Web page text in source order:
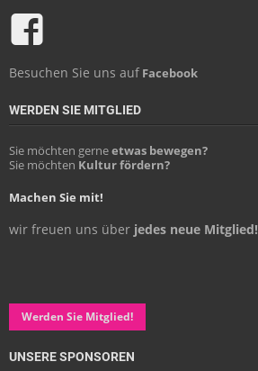
Besuchen Sie uns auf Facebook
WERDEN SIE MITGLIED
Sie möchten gerneetwas bewegen?
Sie möchten Kultur fördern?
Machen Sie mit!
wir freuen uns über jedes neue Mitglied!
Werden Sie Mitglied!
UNSERE SPONSOREN